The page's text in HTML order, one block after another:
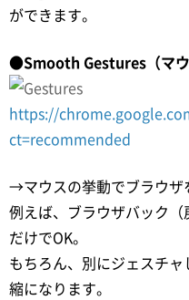
ができます。
●Smooth Gestures（マウ
https://
ct=recommended
→マウスの挙動でブラウ
例えば、ブラウザバック
だけでOK。
もちろん、別にジェスチ
縮になります。